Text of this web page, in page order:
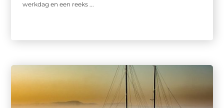
werkdag en een reeks ...